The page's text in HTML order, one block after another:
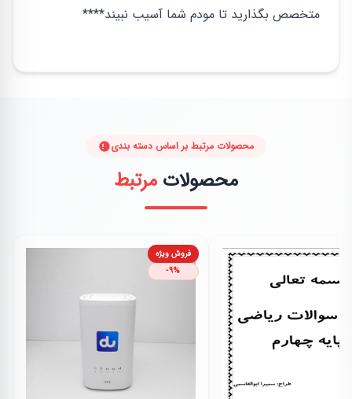
متخصص بگذارید تا مودم شما آسیب نبیند****
محصولات مرتبط بر اساس دسته بندی
محصولات مرتبط
فروش ویژه
-9%